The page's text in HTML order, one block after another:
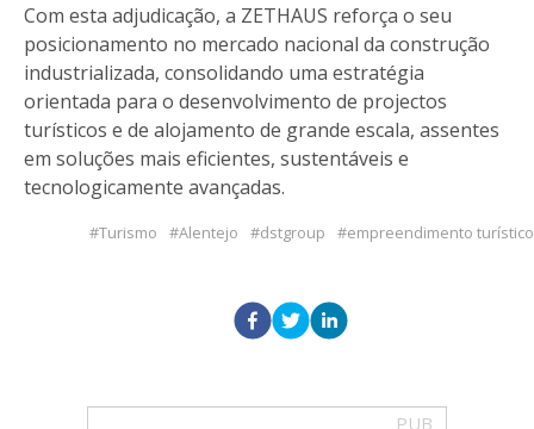
Com esta adjudicação, a ZETHAUS reforça o seu
posicionamento no mercado nacional da construção
industrializada, consolidando uma estratégia
orientada para o desenvolvimento de projectos
turísticos e de alojamento de grande escala, assentes
em soluções mais eficientes, sustentáveis e
tecnologicamente avançadas.
Turismo Alentejo dstgroup empreendimento turístico
PUB